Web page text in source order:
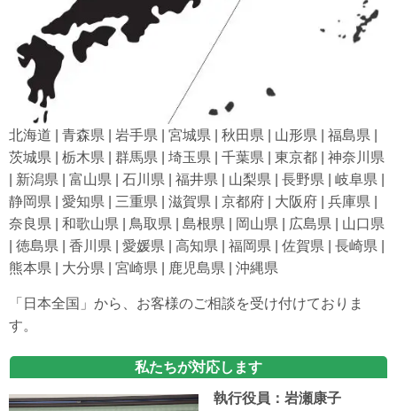
北海道 | 青森県 | 岩手県 | 宮城県 | 秋田県 | 山形県 | 福島県 |
茨城県 | 栃木県 | 群馬県 | 埼玉県 | 千葉県 | 東京都 | 神奈川県
| 新潟県 | 富山県 | 石川県 | 福井県 | 山梨県 | 長野県 | 岐阜県 |
静岡県 | 愛知県 | 三重県 | 滋賀県 | 京都府 | 大阪府 | 兵庫県 |
奈良県 | 和歌山県 | 鳥取県 | 島根県 | 岡山県 | 広島県 | 山口県
| 徳島県 | 香川県 | 愛媛県 | 高知県 | 福岡県 | 佐賀県 | 長崎県 |
熊本県 | 大分県 | 宮崎県 | 鹿児島県 | 沖縄県
「日本全国」から、お客様のご相談を受け付けておりま
す。
私たちが対応します
執行役員：岩瀬康子